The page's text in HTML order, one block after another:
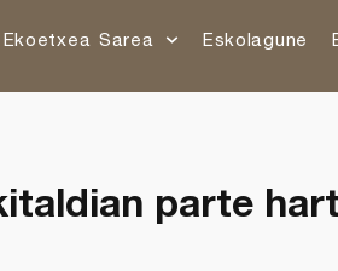
Ekoetxea Sarea Eskolagune
parte